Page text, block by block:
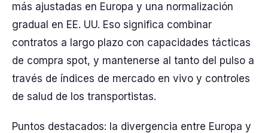
más ajustadas en Europa y una normalización
gradual en EE. UU. Eso significa combinar
contratos a largo plazo con capacidades tácticas
de compra spot, y mantenerse al tanto del pulso a
través de índices de mercado en vivo y controles
de salud de los transportistas.
Puntos destacados: la divergencia entre Europa y